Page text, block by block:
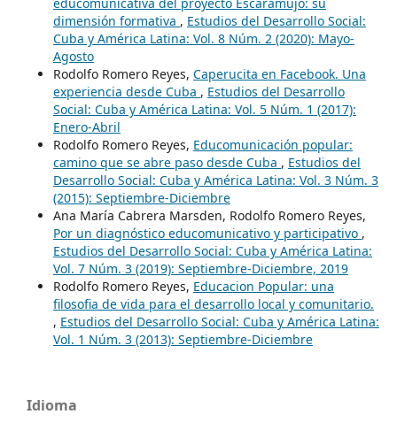
dimensión formativa , Estudios del Desarrollo Social:
Cuba y América Latina: Vol. 8 Núm. 2 (2020): Mayo-
Agosto
Rodolfo Romero Reyes, Caperucita en Facebook. Una
experiencia desde Cuba , Estudios del Desarrollo
Social: Cuba y América Latina: Vol. 5 Núm. 1 (2017):
Enero-Abril
Rodolfo Romero Reyes, Educomunicación popular:
camino que se abre paso desde Cuba , Estudios del
Desarrollo Social: Cuba y América Latina: Vol. 3 Núm. 3
(2015): Septiembre-Diciembre
Ana María Cabrera Marsden, Rodolfo Romero Reyes,
Por un diagnóstico educomunicativo y participativo ,
Estudios del Desarrollo Social: Cuba y América Latina:
Vol. 7 Núm. 3 (2019): Septiembre-Diciembre, 2019
Rodolfo Romero Reyes, Educacion Popular: una
filosofia de vida para el desarrollo local y comunitario.
, Estudios del Desarrollo Social: Cuba y América Latina:
Vol. 1 Núm. 3 (2013): Septiembre-Diciembre
Idioma